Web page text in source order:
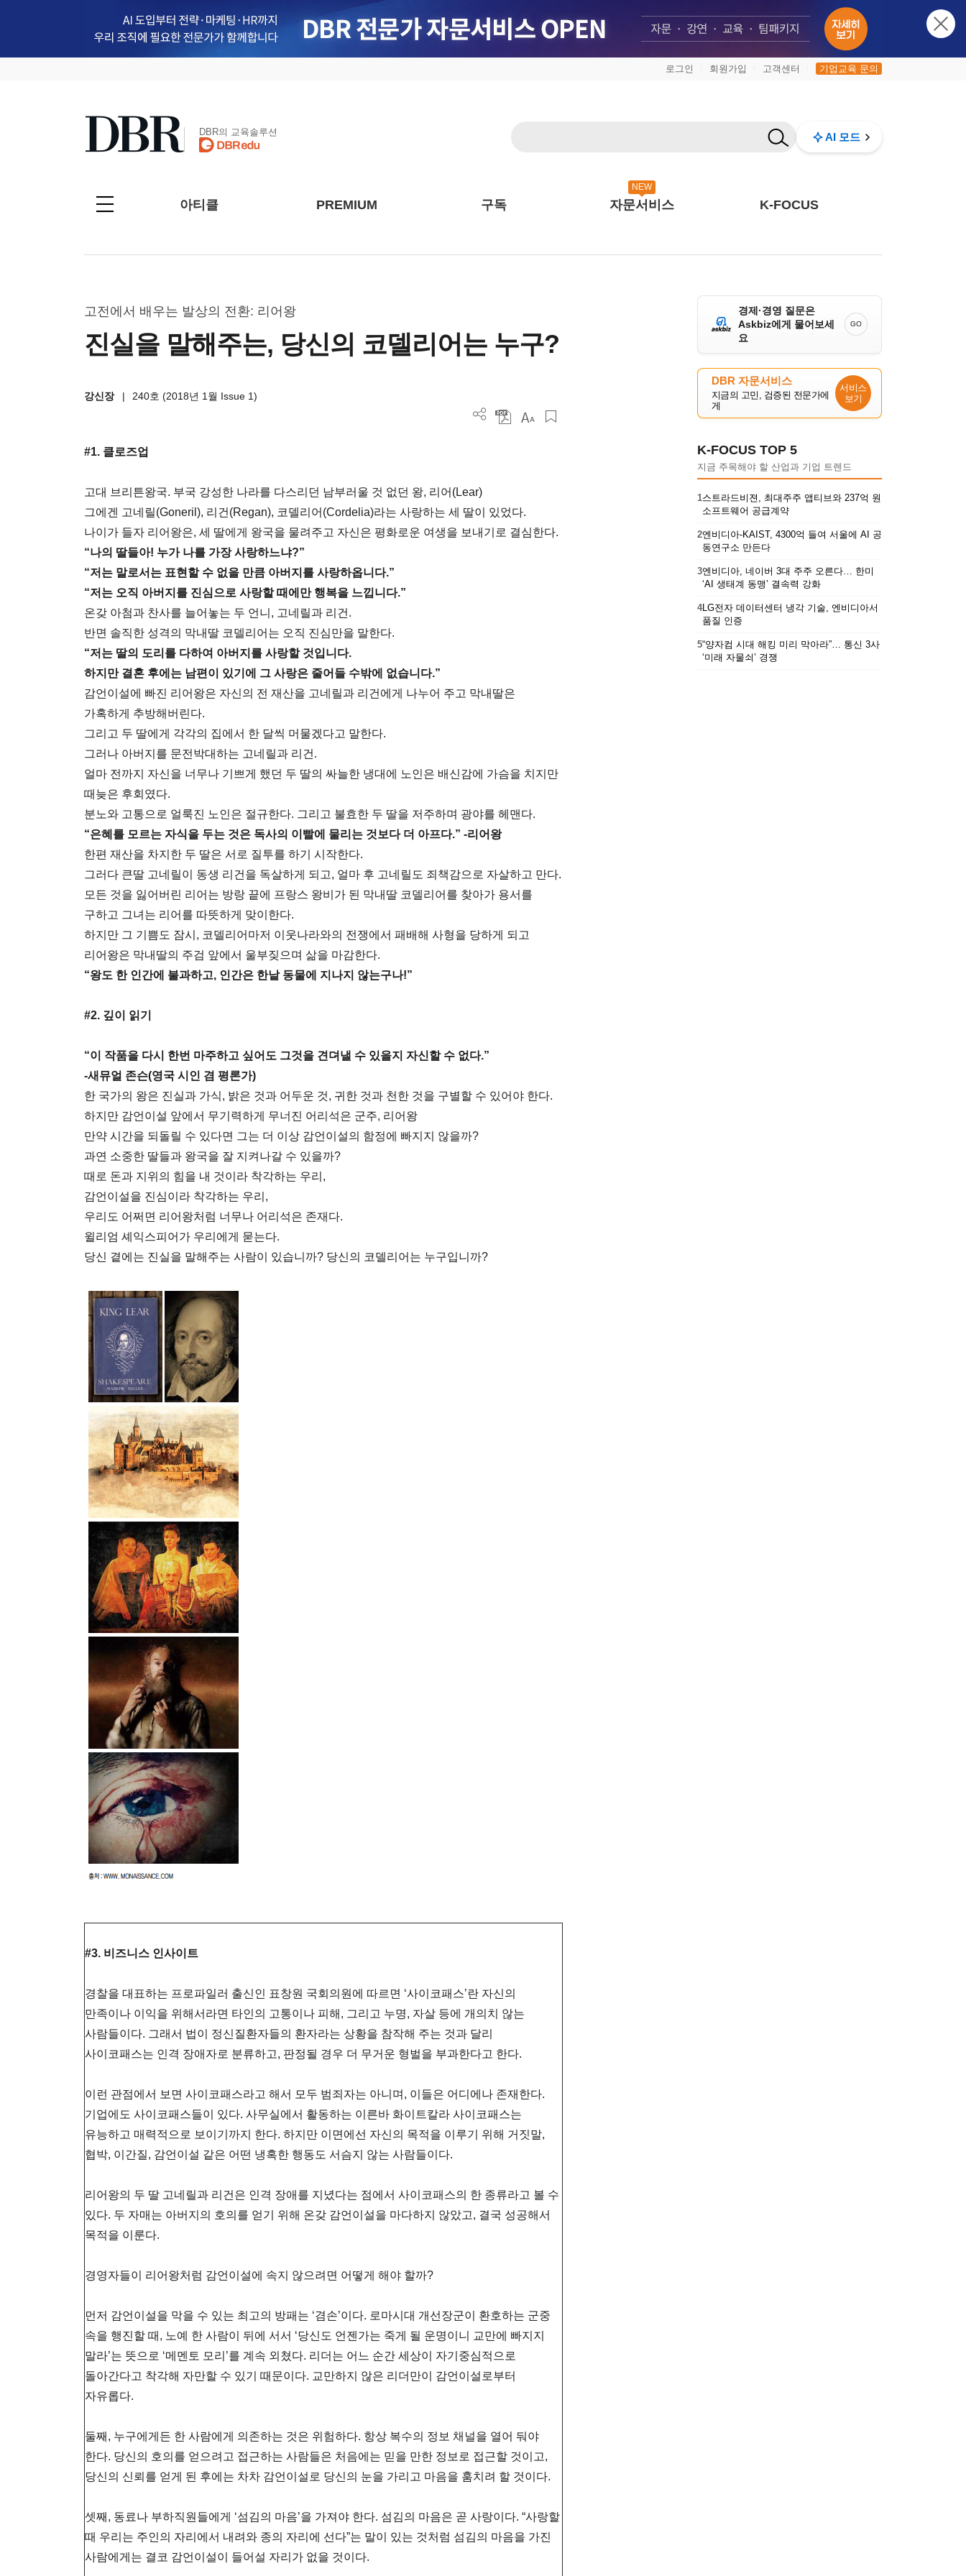
로그인 회원가입 고객센터 기업교육 문의
DBR의 교육솔루션 AI 모드
아티클 PREMIUM 구독
NEW
자문서비스 K-FOCUS
고전에서 배우는 발상의 전환: 리어왕
진실을 말해주는, 당신의 코델리어는 누구?
강신장 | 240호 (2018년 1월 Issue 1)
#1. 클로즈업
고대 브리튼왕국. 부국 강성한 나라를 다스리던 남부러울 것 없던 왕, 리어(Lear)
그에겐 고네릴(Goneril), 리건(Regan), 코델리어(Cordelia)라는 사랑하는 세 딸이 있었다.
나이가 들자 리어왕은, 세 딸에게 왕국을 물려주고 자신은 평화로운 여생을 보내기로 결심한다.
“나의 딸들아! 누가 나를 가장 사랑하느냐?”
“저는 말로서는 표현할 수 없을 만큼 아버지를 사랑하옵니다.”
“저는 오직 아버지를 진심으로 사랑할 때에만 행복을 느낍니다.”
온갖 아첨과 찬사를 늘어놓는 두 언니, 고네릴과 리건.
반면 솔직한 성격의 막내딸 코델리어는 오직 진심만을 말한다.
“저는 딸의 도리를 다하여 아버지를 사랑할 것입니다.
하지만 결혼 후에는 남편이 있기에 그 사랑은 줄어들 수밖에 없습니다.”
감언이설에 빠진 리어왕은 자신의 전 재산을 고네릴과 리건에게 나누어 주고 막내딸은
가혹하게 추방해버린다.
그리고 두 딸에게 각각의 집에서 한 달씩 머물겠다고 말한다.
그러나 아버지를 문전박대하는 고네릴과 리건.
얼마 전까지 자신을 너무나 기쁘게 했던 두 딸의 싸늘한 냉대에 노인은 배신감에 가슴을 치지만
때늦은 후회였다.
분노와 고통으로 얼룩진 노인은 절규한다. 그리고 불효한 두 딸을 저주하며 광야를 헤맨다.
“은혜를 모르는 자식을 두는 것은 독사의 이빨에 물리는 것보다 더 아프다.” -리어왕
한편 재산을 차지한 두 딸은 서로 질투를 하기 시작한다.
그러다 큰딸 고네릴이 동생 리건을 독살하게 되고, 얼마 후 고네릴도 죄책감으로 자살하고 만다.
모든 것을 잃어버린 리어는 방랑 끝에 프랑스 왕비가 된 막내딸 코델리어를 찾아가 용서를
구하고 그녀는 리어를 따뜻하게 맞이한다.
하지만 그 기쁨도 잠시, 코델리어마저 이웃나라와의 전쟁에서 패배해 사형을 당하게 되고
리어왕은 막내딸의 주검 앞에서 울부짖으며 삶을 마감한다.
“왕도 한 인간에 불과하고, 인간은 한낱 동물에 지나지 않는구나!”
#2. 깊이 읽기
“이 작품을 다시 한번 마주하고 싶어도 그것을 견뎌낼 수 있을지 자신할 수 없다.”
-새뮤얼 존슨(영국 시인 겸 평론가)
한 국가의 왕은 진실과 가식, 밝은 것과 어두운 것, 귀한 것과 천한 것을 구별할 수 있어야 한다.
하지만 감언이설 앞에서 무기력하게 무너진 어리석은 군주, 리어왕
만약 시간을 되돌릴 수 있다면 그는 더 이상 감언이설의 함정에 빠지지 않을까?
과연 소중한 딸들과 왕국을 잘 지켜나갈 수 있을까?
때로 돈과 지위의 힘을 내 것이라 착각하는 우리,
감언이설을 진심이라 착각하는 우리,
우리도 어쩌면 리어왕처럼 너무나 어리석은 존재다.
윌리엄 셰익스피어가 우리에게 묻는다.
당신 곁에는 진실을 말해주는 사람이 있습니까? 당신의 코델리어는 누구입니까?
#3. 비즈니스 인사이트
경찰을 대표하는 프로파일러 출신인 표창원 국회의원에 따르면 ‘사이코패스’란 자신의
만족이나 이익을 위해서라면 타인의 고통이나 피해, 그리고 누명, 자살 등에 개의치 않는
사람들이다. 그래서 법이 정신질환자들의 환자라는 상황을 참작해 주는 것과 달리
사이코패스는 인격 장애자로 분류하고, 판정될 경우 더 무거운 형벌을 부과한다고 한다.
이런 관점에서 보면 사이코패스라고 해서 모두 범죄자는 아니며, 이들은 어디에나 존재한다.
기업에도 사이코패스들이 있다. 사무실에서 활동하는 이른바 화이트칼라 사이코패스는
유능하고 매력적으로 보이기까지 한다. 하지만 이면에선 자신의 목적을 이루기 위해 거짓말,
협박, 이간질, 감언이설 같은 어떤 냉혹한 행동도 서슴지 않는 사람들이다.
리어왕의 두 딸 고네릴과 리건은 인격 장애를 지녔다는 점에서 사이코패스의 한 종류라고 볼 수
있다. 두 자매는 아버지의 호의를 얻기 위해 온갖 감언이설을 마다하지 않았고, 결국 성공해서
목적을 이룬다.
경영자들이 리어왕처럼 감언이설에 속지 않으려면 어떻게 해야 할까?
먼저 감언이설을 막을 수 있는 최고의 방패는 ‘겸손’이다. 로마시대 개선장군이 환호하는 군중
속을 행진할 때, 노예 한 사람이 뒤에 서서 ‘당신도 언젠가는 죽게 될 운명이니 교만에 빠지지
말라’는 뜻으로 ‘메멘토 모리’를 계속 외쳤다. 리더는 어느 순간 세상이 자기중심적으로
돌아간다고 착각해 자만할 수 있기 때문이다. 교만하지 않은 리더만이 감언이설로부터
자유롭다.
둘째, 누구에게든 한 사람에게 의존하는 것은 위험하다. 항상 복수의 정보 채널을 열어 둬야
한다. 당신의 호의를 얻으려고 접근하는 사람들은 처음에는 믿을 만한 정보로 접근할 것이고,
당신의 신뢰를 얻게 된 후에는 차차 감언이설로 당신의 눈을 가리고 마음을 훔치려 할 것이다.
셋째, 동료나 부하직원들에게 ‘섬김의 마음’을 가져야 한다. 섬김의 마음은 곧 사랑이다. “사랑할
때 우리는 주인의 자리에서 내려와 종의 자리에 선다”는 말이 있는 것처럼 섬김의 마음을 가진
사람에게는 결코 감언이설이 들어설 자리가 없을 것이다.
경제·경영 질문은
Askbiz에게 물어보세
요
GO
DBR 자문서비스
지금의 고민, 검증된 전문가에
게
서비스
보기
K-FOCUS TOP 5
지금 주목해야 할 산업과 기업 트렌드
1스트라드비젼, 최대주주 앱티브와 237억 원
소프트웨어 공급계약
2엔비디아-KAIST, 4300억 들여 서울에 AI 공
동연구소 만든다
3엔비디아, 네이버 3대 주주 오른다… 한미
‘AI 생태계 동맹’ 결속력 강화
4LG전자 데이터센터 냉각 기술, 엔비디아서
품질 인증
5“양자컴 시대 해킹 미리 막아라”… 통신 3사
‘미래 자물쇠’ 경쟁